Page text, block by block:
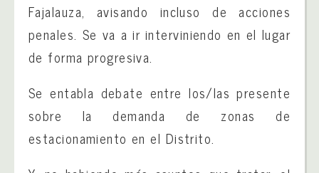
Fajalauza, avisando incluso de acciones
penales. Se va a ir interviniendo en el lugar
de forma progresiva.
Se entabla debate entre los/las presente
sobre la demanda de zonas de
estacionamiento en el Distrito.